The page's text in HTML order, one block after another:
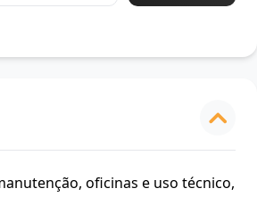
oficinas e uso técnico,